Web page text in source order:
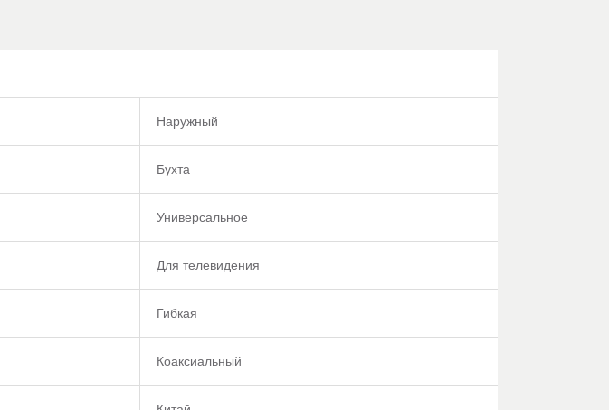
Наружный
Бухта
Универсальное
Для телевидения
Гибкая
Коаксиальный